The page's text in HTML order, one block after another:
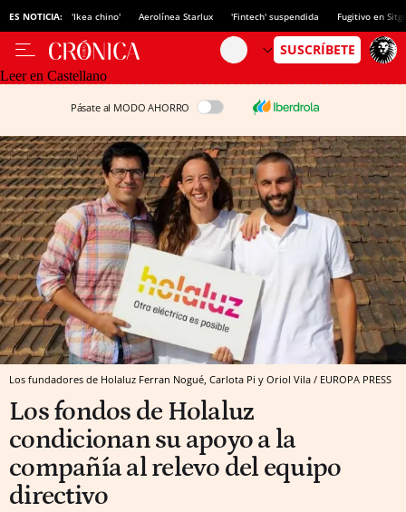
ES NOTICIA: 'Ikea chino' Aerolínea Starlux 'Fintech' suspendida Fugitivo en
Leer en Castellano
Pásate al MODO AHORRO
Los fundadores de Holaluz Ferran Nogué, Carlota Pi y Oriol Vila / EUROPA PRESS
Los fondos de Holaluz
condicionan su apoyo a la
compañía al relevo del equipo
directivo